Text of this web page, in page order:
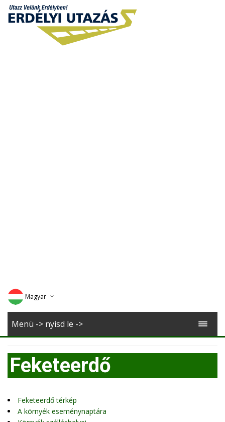
Magyar
Deutsch
Romana
Menü -> nyisd le ->
Feketeerdő
Feketeerdő térkép
A környék eseménynaptára